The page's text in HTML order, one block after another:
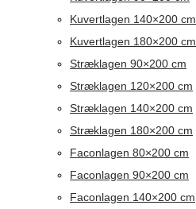
Kuvertlagen 140×200 cm
Kuvertlagen 180×200 cm
Stræklagen 90×200 cm
Stræklagen 120×200 cm
Stræklagen 140×200 cm
Stræklagen 180×200 cm
Faconlagen 80×200 cm
Faconlagen 90×200 cm
Faconlagen 140×200 cm